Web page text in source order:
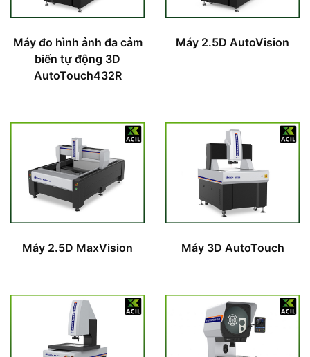
Máy đo hình ảnh đa cảm
biến tự động 3D
AutoTouch432R
Máy 2.5D AutoVision
Máy 2.5D MaxVision Máy 3D AutoTouch